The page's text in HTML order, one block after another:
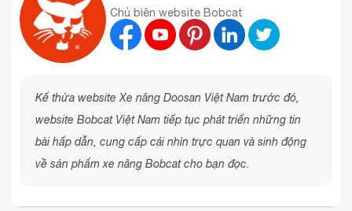
Chủ biên website Bobcat
Kế thừa website Xe nâng Doosan Việt Nam trước đó,
website Bobcat Việt Nam tiếp tục phát triển những tin
bài hấp dẫn, cung cấp cái nhìn trực quan và sinh động
về sản phẩm xe nâng Bobcat cho bạn đọc.